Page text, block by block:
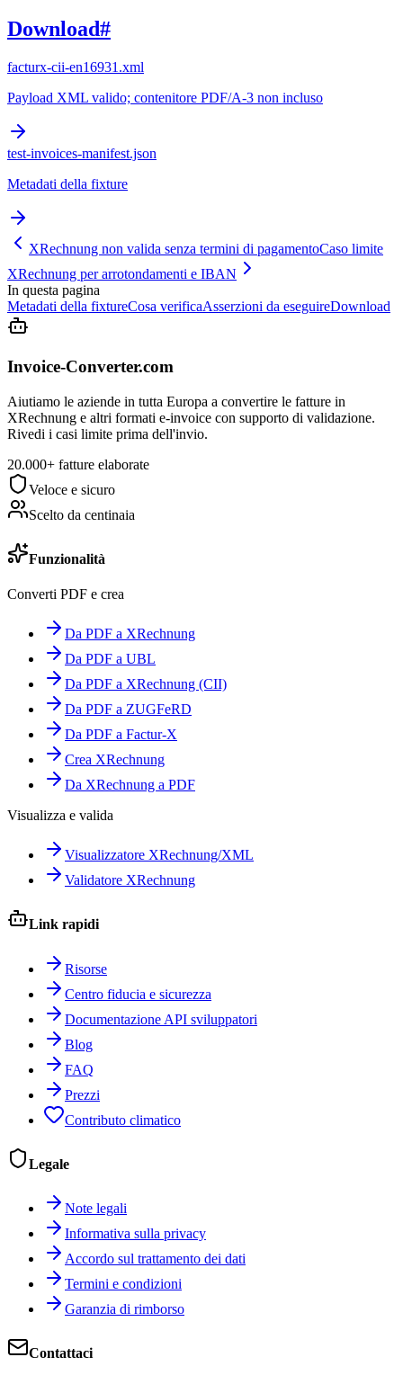
Download#
facturx-cii-en16931.xml
Payload XML valido; contenitore PDF/A-3 non incluso
test-invoices-manifest.json
Metadati della fixture
XRechnung non valida senza termini di pagamentoCaso limite
XRechnung per arrotondamenti e IBAN
In questa pagina
Metadati della fixtureCosa verificaAsserzioni da eseguireDownload
Invoice-Converter.com
Aiutiamo le aziende in tutta Europa a convertire le fatture in
XRechnung e altri formati e-invoice con supporto di validazione.
Rivedi i casi limite prima dell'invio.
20.000+ fatture elaborate
Veloce e sicuro
Scelto da centinaia
Funzionalità
Converti PDF e crea
Da PDF a XRechnung
Da PDF a UBL
Da PDF a XRechnung (CII)
Da PDF a ZUGFeRD
Da PDF a Factur-X
Crea XRechnung
Da XRechnung a PDF
Visualizza e valida
Visualizzatore XRechnung/XML
Validatore XRechnung
Link rapidi
Risorse
Centro fiducia e sicurezza
Documentazione API sviluppatori
Blog
FAQ
Prezzi
Contributo climatico
Legale
Note legali
Informativa sulla privacy
Accordo sul trattamento dei dati
Termini e condizioni
Garanzia di rimborso
Contattaci